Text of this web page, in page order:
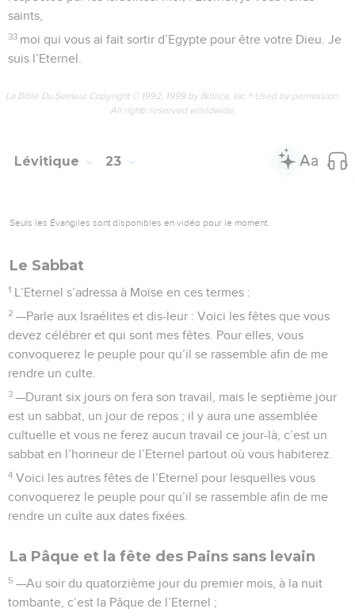
saints,
33 moi qui vous ai fait sortir d’Egypte pour être votre Dieu. Je
suis l’Eternel.
La Bible Du Semeur Copyright © 1992, 1999 by Biblica, Inc.® Used by permission.
All rights reserved worldwide.
Lévitique 23
Seuls les Évangiles sont disponibles en vidéo pour le moment.
Le Sabbat
1 L’Eternel s’adressa à Moïse en ces termes :
2 —Parle aux Israélites et dis-leur : Voici les fêtes que vous
devez célébrer et qui sont mes fêtes. Pour elles, vous
convoquerez le peuple pour qu’il se rassemble afin de me
rendre un culte.
3 —Durant six jours on fera son travail, mais le septième jour
est un sabbat, un jour de repos ; il y aura une assemblée
cultuelle et vous ne ferez aucun travail ce jour-là, c’est un
sabbat en l’honneur de l’Eternel partout où vous habiterez.
4 Voici les autres fêtes de l’Eternel pour lesquelles vous
convoquerez le peuple pour qu’il se rassemble afin de me
rendre un culte aux dates fixées.
La Pâque et la fête des Pains sans levain
5 —Au soir du quatorzième jour du premier mois, à la nuit
tombante, c’est la Pâque de l’Eternel ;